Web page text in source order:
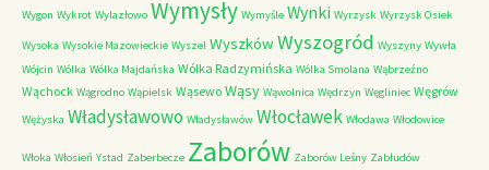
Wygon Wykrot Wylazłowo Wymysły Wymyśle Wynki Wyrzysk Wyrzysk Osiek
Wysoka Wysokie Mazowieckie Wyszel WyszkówWyszogród Wyszyny Wywła
Wójcin Wólka Wólka Majdańska Wólka Radzymińska Wólka Smolana Wąbrzeźno
Wąchock Wągrodno Wąpielsk Wąsewo Wąsy Wąwolnica Wędrzyn Węgliniec Węgrów
Wężyska Władysławowo Władysławów Włocławek Włodawa Włodowice
Włoka Włosień Ystad Zaberbecze Zaborów Zaborów Leśny Zabłudów